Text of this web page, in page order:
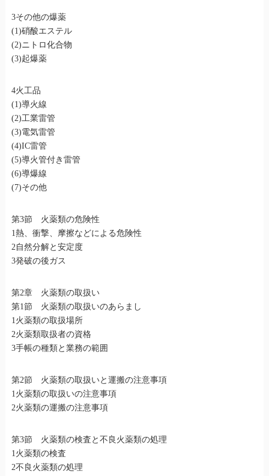
3その他の爆薬
(1)硝酸エステル
(2)ニトロ化合物
(3)起爆薬
4火工品
(1)導火線
(2)工業雷管
(3)電気雷管
(4)IC雷管
(5)導火管付き雷管
(6)導爆線
(7)その他
第3節 火薬類の危険性
1熱、衝撃、摩擦などによる危険性
2自然分解と安定度
3発破の後ガス
第2章 火薬類の取扱い
第1節 火薬類の取扱いのあらまし
1火薬類の取扱場所
2火薬類取扱者の資格
3手帳の種類と業務の範囲
第2節 火薬類の取扱いと運搬の注意事項
1火薬類の取扱いの注意事項
2火薬類の運搬の注意事項
第3節 火薬類の検査と不良火薬類の処理
1火薬類の検査
2不良火薬類の処理